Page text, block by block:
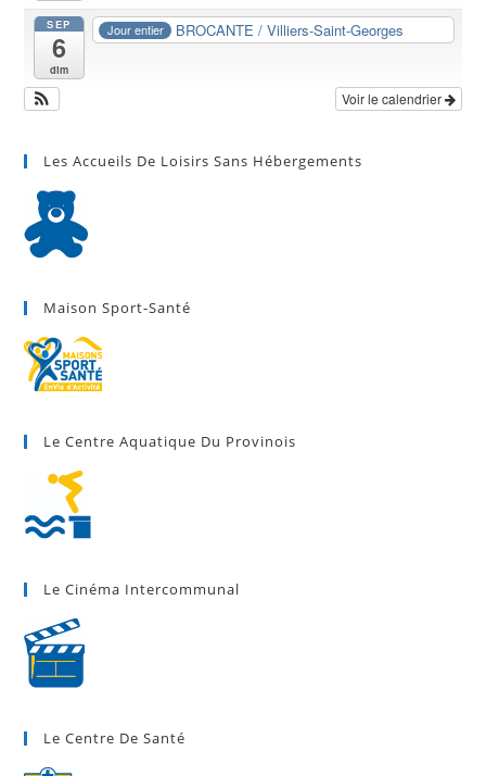
SEP
6
dim
Jour entier BROCANTE / Villiers-Saint-Georges
Voir le calendrier
Les Accueils De Loisirs Sans Hébergements
Maison Sport-Santé
Le Centre Aquatique Du Provinois
Le Cinéma Intercommunal
Le Centre De Santé